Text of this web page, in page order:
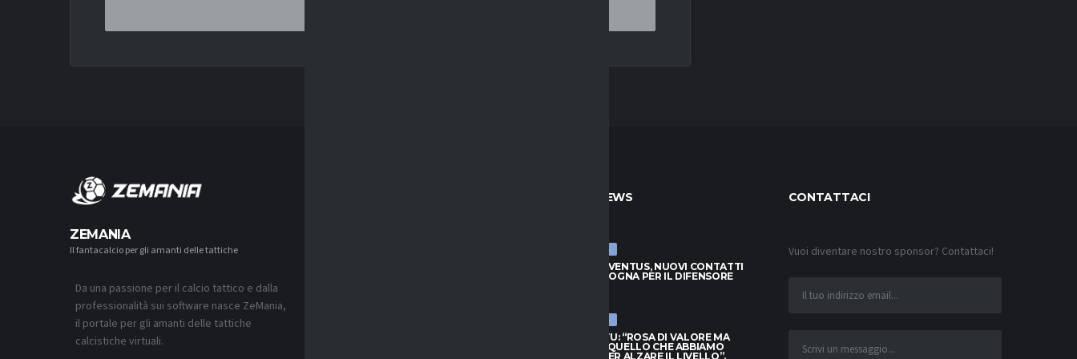
ZEMANIA
Il fantacalcio per gli amanti delle tattiche
Da una passione per il calcio tattico e dalla
professionalità sui software nasce ZeMania,
il portale per gli amanti delle tattiche
calcistiche virtuali.
ULTIME NEWS
ULTIME NEWS
LUCUMÍ-JUVENTUS, NUOVI CONTATTI
CON IL BOLOGNA PER IL DIFENSORE
ULTIME NEWS
INTER, CHIVU: “ROSA DI VALORE MA
SAPPIAMO QUELLO CHE ABBIAMO
BISOGNO PER ALZARE IL LIVELLO”.
CONTATTACI
Vuoi diventare nostro sponsor? Contattaci!